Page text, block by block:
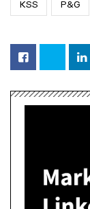
KSS P&G